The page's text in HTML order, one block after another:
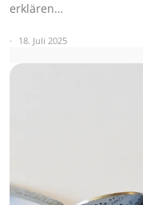
erklären…
18. Juli 2025